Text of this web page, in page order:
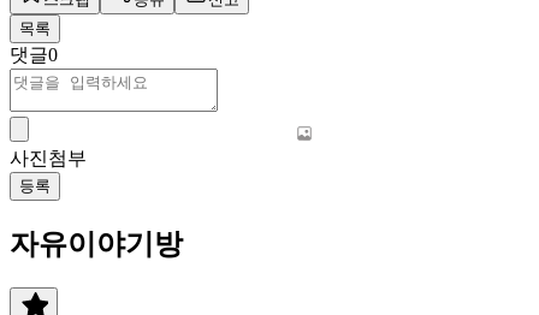
목록
댓글0
사진첨부
등록
자유이야기방